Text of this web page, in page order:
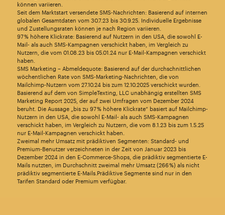
können variieren.
Seit dem Marktstart versendete SMS-Nachrichten: Basierend auf internen
globalen Gesamtdaten vom 30.7.23 bis 30.9.25. Individuelle Ergebnisse
und Zustellungsraten können je nach Region variieren.
97 % höhere Klickrate: Basierend auf Nutzern in den USA, die sowohl E-
Mail- als auch SMS-Kampagnen verschickt haben, im Vergleich zu
Nutzern, die vom 01.08.23 bis 05.01.24 nur E-Mail-Kampagnen verschickt
haben.
SMS Marketing – Abmeldequote: Basierend auf der durchschnittlichen
wöchentlichen Rate von SMS-Marketing-Nachrichten, die von
Mailchimp-Nutzern vom 27.10.24 bis zum 12.10.2025 verschickt wurden.
Basierend auf dem von SimpleTexting, LLC unabhängig erstellten SMS
Marketing Report 2025, der auf zwei Umfragen vom Dezember 2024
beruht. Die Aussage „bis zu 97 % höhere Klickrate“ basiert auf Mailchimp-
Nutzern in den USA, die sowohl E-Mail- als auch SMS-Kampagnen
verschickt haben, im Vergleich zu Nutzern, die vom 8.1.23 bis zum 1.5.25
nur E-Mail-Kampagnen verschickt haben.
Zweimal mehr Umsatz mit prädiktiven Segmenten: Standard- und
Premium-Benutzer verzeichneten in der Zeit von Januar 2023 bis
Dezember 2024 in den E-Commerce-Shops, die prädiktiv segmentierte E-
Mails nutzten, im Durchschnitt zweimal mehr Umsatz (266 %) als nicht
prädiktiv segmentierte E-Mails.Prädiktive Segmente sind nur in den
Tarifen Standard oder Premium verfügbar.